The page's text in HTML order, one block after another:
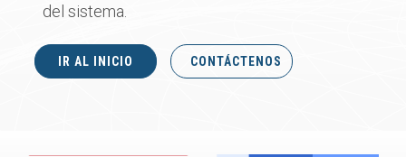
del sistema.
IR AL INICIO CONTÁCTENOS